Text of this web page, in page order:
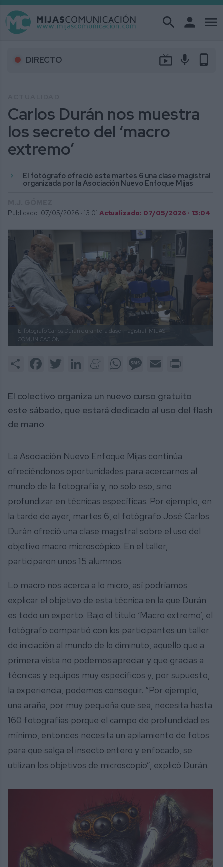
search person menu
DIRECTO live_tv mic phone_android
Carlos Durán nos muestra
los secreto del ‘macro
extremo’
El fotógrafo ofreció este martes 6 una clase magistral
organizada por la Asociación Nuevo Enfoque Mijas
Publicado: 07/05/2026 · 13:01 Actualizado: 07/05/2026 · 13:04
El fotógrafo Carlos Durán durante la clase magistral. MIJAS
COMUNICACIÓN
Share FacebookTwitter LinkedInMeneameWhatsAppMessage
Email
El colectivo organiza un nuevo curso gratuito
este sábado, que estará dedicado al uso del flash
de mano
La Asociación Nuevo Enfoque Mijas continúa
ofreciéndonos oportunidades para acercarnos al
mundo de la fotografía y, no solo eso, sino
profundizar en técnicas específicas. Por ejemplo, en
la tarde de ayer, martes 6, el fotógrafo José Carlos
Durán ofreció una clase magistral sobre el uso del
objetivo macro microscópico. En el taller,
participaron unos 15 alumnos.
Lo macro nos acerca a lo micro, así podríamos
explicar el objetivo de esta técnica en la que Durán
es todo un experto. Bajo el título ‘Macro extremo’, el
fotógrafo compartió con los participantes un taller
de iniciación al mundo de lo diminuto, aquello que a
primera vista no podemos apreciar y que gracias a
técnicas y equipos muy específicos y, por supuesto,
la experiencia, podemos conseguir. “Por ejemplo,
una araña, por muy pequeña que sea, necesita hasta
160 fotografías porque el campo de profundidad es
mínimo, entonces necesita un apilamiento de fotos
para que salga el insecto entero y enfocado, se
utilizan los objetivos de microscopio”, explicó Durán.